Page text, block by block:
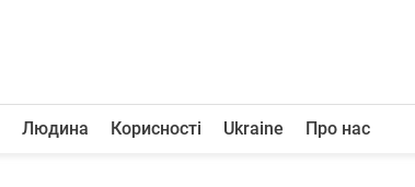
Людина Корисності Ukraine Про нас